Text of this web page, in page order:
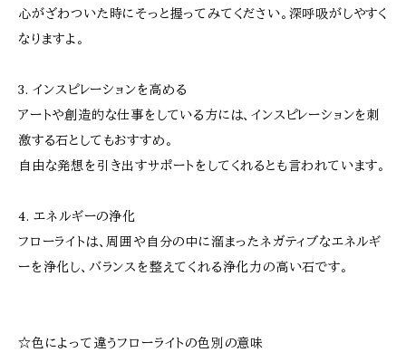
心がざわついた時にそっと握ってみてください。深呼吸がしやすく
なりますよ。
3. インスピレーションを高める
アートや創造的な仕事をしている方には、インスピレーションを刺
激する石としてもおすすめ。
自由な発想を引き出すサポートをしてくれるとも言われています。
4. エネルギーの浄化
フローライトは、周囲や自分の中に溜まったネガティブなエネルギ
ーを浄化し、バランスを整えてくれる浄化力の高い石です。
☆色によって違うフローライトの色別の意味